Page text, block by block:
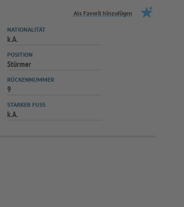
Als Favorit hinzufügen
NATIONALITÄT
k.A.
POSITION
Stürmer
RÜCKENNUMMER
9
STARKER FUSS
k.A.